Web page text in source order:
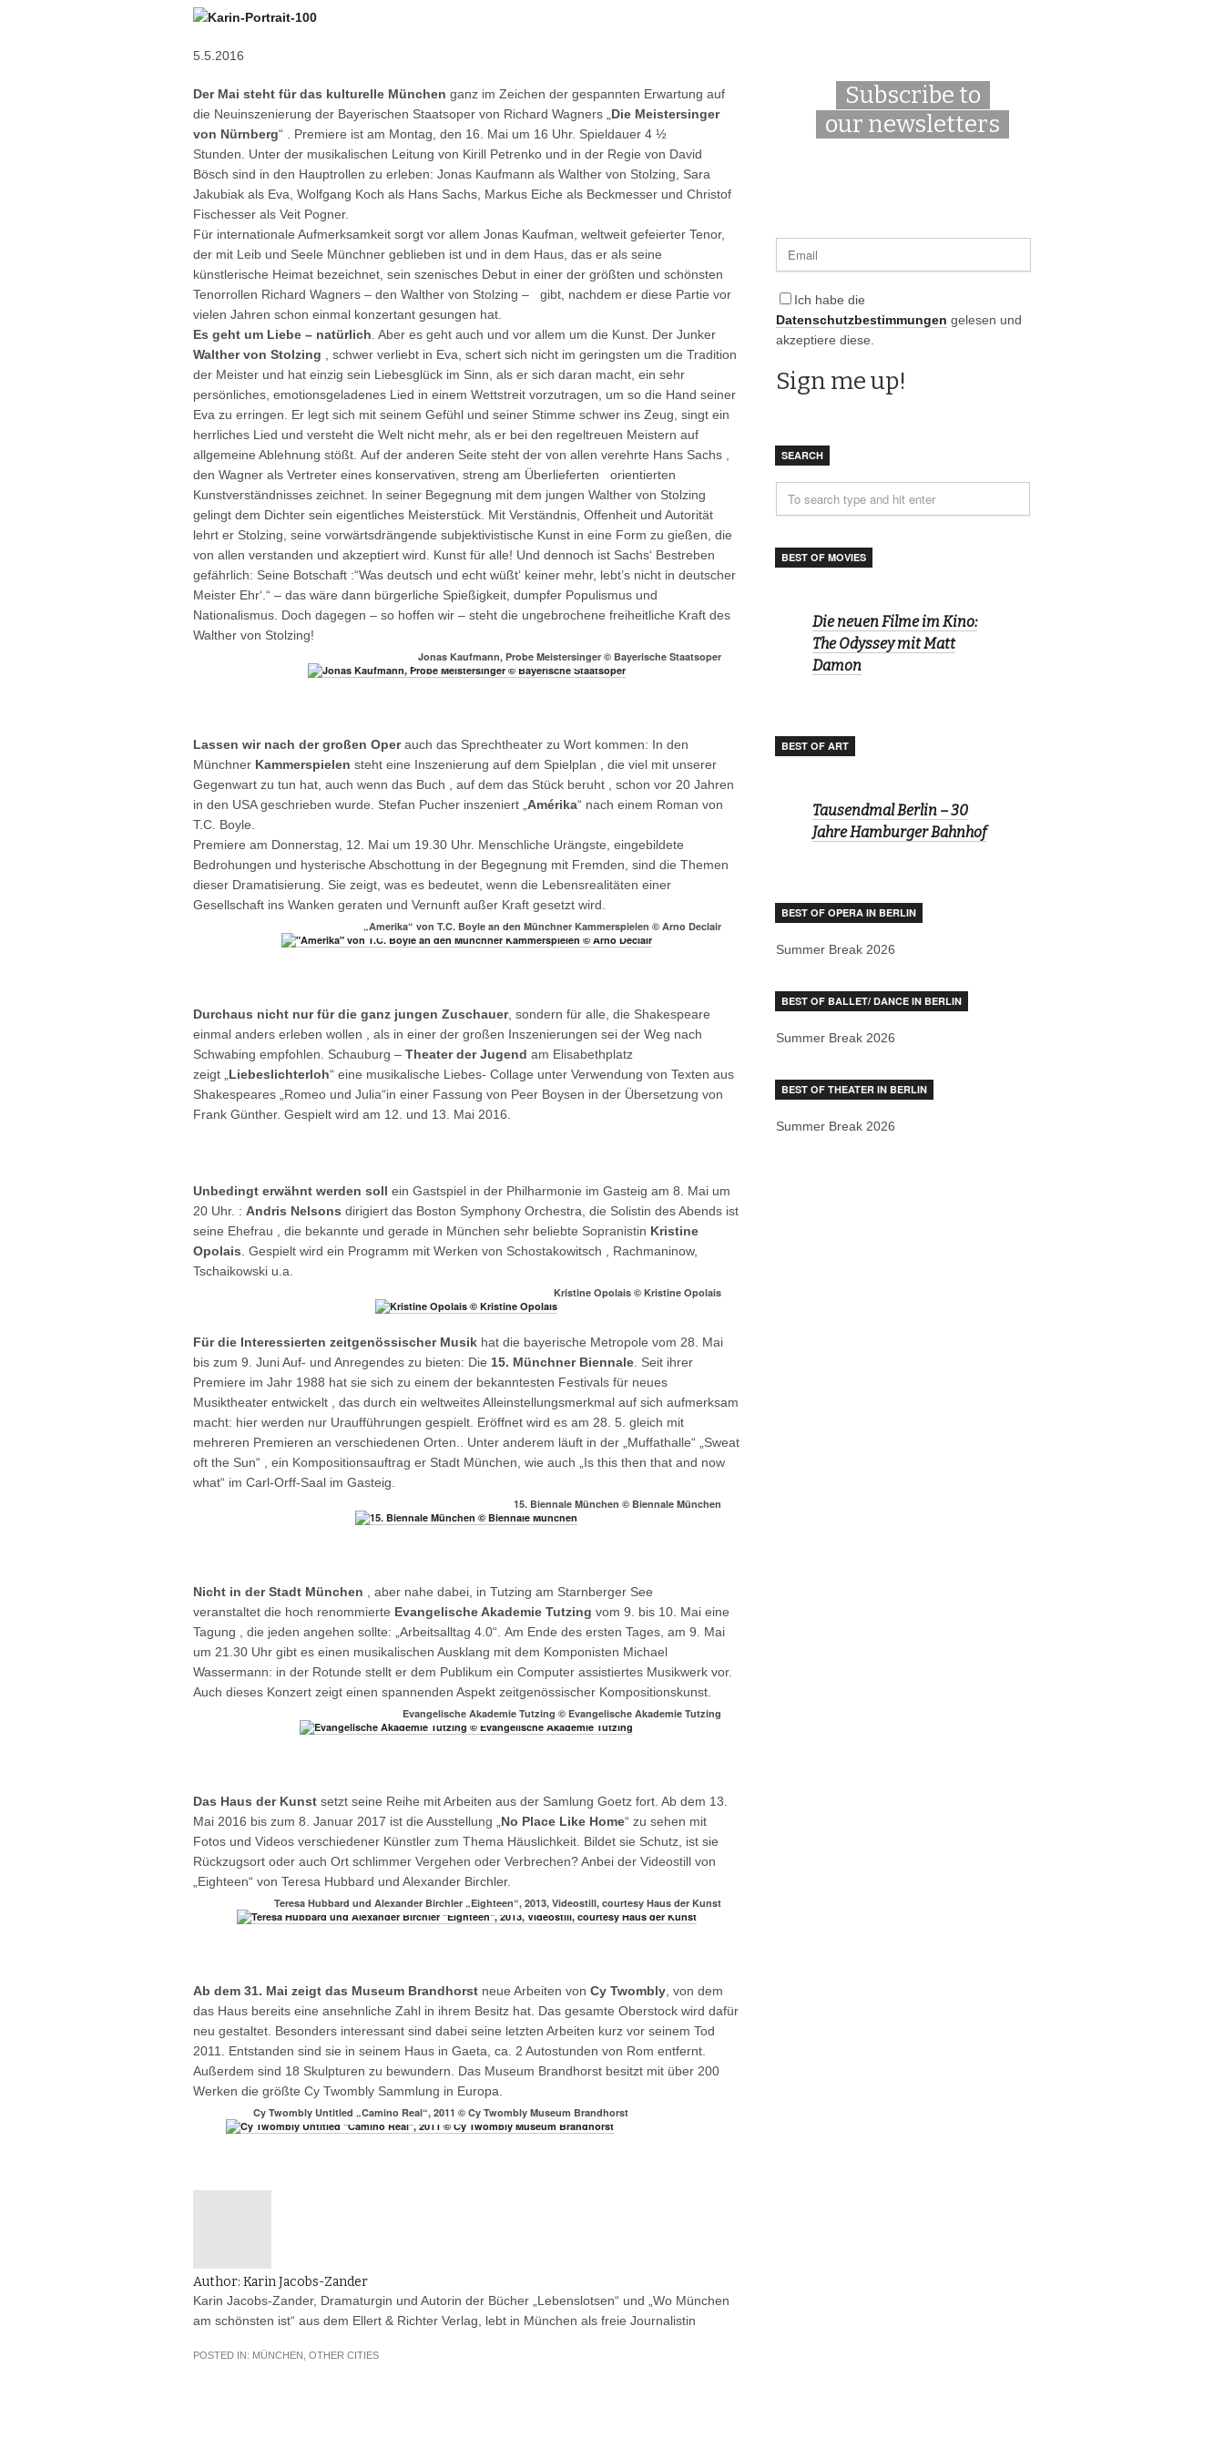
5.5.2016
Der Mai steht für das kulturelle München ganz im Zeichen der gespannten Erwartung auf
die Neuinszenierung der Bayerischen Staatsoper von Richard Wagners „ Die Meistersinger
von Nürnberg“ . Premiere ist am Montag, den 16. Mai um 16 Uhr. Spieldauer 4 ½
Stunden. Unter der musikalischen Leitung von Kirill Petrenko und in der Regie von David
Bösch sind in den Hauptrollen zu erleben: Jonas Kaufmann als Walther von Stolzing, Sara
Jakubiak als Eva, Wolfgang Koch als Hans Sachs, Markus Eiche als Beckmesser und Christof
Fischesser als Veit Pogner.
Für internationale Aufmerksamkeit sorgt vor allem Jonas Kaufman, weltweit gefeierter Tenor,
der mit Leib und Seele Münchner geblieben ist und in dem Haus, das er als seine
künstlerische Heimat bezeichnet, sein szenisches Debut in einer der größten und schönsten
Tenorrollen Richard Wagners – den Walther von Stolzing – gibt, nachdem er diese Partie vor
vielen Jahren schon einmal konzertant gesungen hat.
Es geht um Liebe – natürlich . Aber es geht auch und vor allem um die Kunst. Der Junker
Walther von Stolzing , schwer verliebt in Eva, schert sich nicht im geringsten um die Tradition
der Meister und hat einzig sein Liebesglück im Sinn, als er sich daran macht, ein sehr
persönliches, emotionsgeladenes Lied in einem Wettstreit vorzutragen, um so die Hand seiner
Eva zu erringen. Er legt sich mit seinem Gefühl und seiner Stimme schwer ins Zeug, singt ein
herrliches Lied und versteht die Welt nicht mehr, als er bei den regeltreuen Meistern auf
allgemeine Ablehnung stößt. Auf der anderen Seite steht der von allen verehrte Hans Sachs ,
den Wagner als Vertreter eines konservativen, streng am Überlieferten orientierten
Kunstverständnisses zeichnet. In seiner Begegnung mit dem jungen Walther von Stolzing
gelingt dem Dichter sein eigentliches Meisterstück. Mit Verständnis, Offenheit und Autorität
lehrt er Stolzing, seine vorwärtsdrängende subjektivistische Kunst in eine Form zu gießen, die
von allen verstanden und akzeptiert wird. Kunst für alle! Und dennoch ist Sachs‘ Bestreben
gefährlich: Seine Botschaft :“Was deutsch und echt wüßt‘ keiner mehr, lebt’s nicht in deutscher
Meister Ehr‘.“ – das wäre dann bürgerliche Spießigkeit, dumpfer Populismus und
Nationalismus. Doch dagegen – so hoffen wir – steht die ungebrochene freiheitliche Kraft des
Walther von Stolzing!
Jonas Kaufmann, Probe Meistersinger © Bayerische Staatsoper
Lassen wir nach der großen Operauch das Sprechtheater zu Wort kommen: In den
Münchner Kammerspielen steht eine Inszenierung auf dem Spielplan , die viel mit unserer
Gegenwart zu tun hat, auch wenn das Buch , auf dem das Stück beruht , schon vor 20 Jahren
in den USA geschrieben wurde. Stefan Pucher inszeniert „ Amérika“ nach einem Roman von
T.C. Boyle.
Premiere am Donnerstag, 12. Mai um 19.30 Uhr. Menschliche Urängste, eingebildete
Bedrohungen und hysterische Abschottung in der Begegnung mit Fremden, sind die Themen
dieser Dramatisierung. Sie zeigt, was es bedeutet, wenn die Lebensrealitäten einer
Gesellschaft ins Wanken geraten und Vernunft außer Kraft gesetzt wird.
„Amerika“ von T.C. Boyle an den Münchner Kammerspielen © Arno Declair
Durchaus nicht nur für die ganz jungen Zuschauer, sondern für alle, die Shakespeare
einmal anders erleben wollen , als in einer der großen Inszenierungen sei der Weg nach
Schwabing empfohlen. Schauburg – Theater der Jugend am Elisabethplatz
zeigt „ Liebeslichterloh“ eine musikalische Liebes- Collage unter Verwendung von Texten aus
Shakespeares „Romeo und Julia“in einer Fassung von Peer Boysen in der Übersetzung von
Frank Günther. Gespielt wird am 12. und 13. Mai 2016.
Unbedingt erwähnt werden soll ein Gastspiel in der Philharmonie im Gasteig am 8. Mai um
20 Uhr. : Andris Nelsons dirigiert das Boston Symphony Orchestra, die Solistin des Abends ist
seine Ehefrau , die bekannte und gerade in München sehr beliebte Sopranistin Kristine
Opolais . Gespielt wird ein Programm mit Werken von Schostakowitsch , Rachmaninow,
Tschaikowski u.a.
Kristine Opolais © Kristine Opolais
Für die Interessierten zeitgenössischer Musik hat die bayerische Metropole vom 28. Mai
bis zum 9. Juni Auf- und Anregendes zu bieten: Die 15. Münchner Biennale . Seit ihrer
Premiere im Jahr 1988 hat sie sich zu einem der bekanntesten Festivals für neues
Musiktheater entwickelt , das durch ein weltweites Alleinstellungsmerkmal auf sich aufmerksam
macht: hier werden nur Uraufführungen gespielt. Eröffnet wird es am 28. 5. gleich mit
mehreren Premieren an verschiedenen Orten.. Unter anderem läuft in der „Muffathalle“ „Sweat
oft the Sun“ , ein Kompositionsauftrag er Stadt München, wie auch „Is this then that and now
what“ im Carl-Orff-Saal im Gasteig.
15. Biennale München © Biennale München
Nicht in der Stadt München , aber nahe dabei, in Tutzing am Starnberger See
veranstaltet die hoch renommierte Evangelische Akademie Tutzing vom 9. bis 10. Mai eine
Tagung , die jeden angehen sollte: „Arbeitsalltag 4.0“. Am Ende des ersten Tages, am 9. Mai
um 21.30 Uhr gibt es einen musikalischen Ausklang mit dem Komponisten Michael
Wassermann: in der Rotunde stellt er dem Publikum ein Computer assistiertes Musikwerk vor.
Auch dieses Konzert zeigt einen spannenden Aspekt zeitgenössischer Kompositionskunst.
Evangelische Akademie Tutzing © Evangelische Akademie Tutzing
Das Haus der Kunst setzt seine Reihe mit Arbeiten aus der Samlung Goetz fort. Ab dem 13.
Mai 2016 bis zum 8. Januar 2017 ist die Ausstellung „ No Place Like Home“ zu sehen mit
Fotos und Videos verschiedener Künstler zum Thema Häuslichkeit. Bildet sie Schutz, ist sie
Rückzugsort oder auch Ort schlimmer Vergehen oder Verbrechen? Anbei der Videostill von
„Eighteen“ von Teresa Hubbard und Alexander Birchler.
Teresa Hubbard und Alexander Birchler „Eighteen“, 2013, Videostill, courtesy Haus der Kunst
Ab dem 31. Mai zeigt das Museum Brandhorst neue Arbeiten von Cy Twombly , von dem
das Haus bereits eine ansehnliche Zahl in ihrem Besitz hat. Das gesamte Oberstock wird dafür
neu gestaltet. Besonders interessant sind dabei seine letzten Arbeiten kurz vor seinem Tod
2011. Entstanden sind sie in seinem Haus in Gaeta, ca. 2 Autostunden von Rom entfernt.
Außerdem sind 18 Skulpturen zu bewundern. Das Museum Brandhorst besitzt mit über 200
Werken die größte Cy Twombly Sammlung in Europa.
Cy Twombly Untitled „Camino Real“, 2011 © Cy Twombly Museum Brandhorst
Author: Karin Jacobs-Zander
Karin Jacobs-Zander, Dramaturgin und Autorin der Bücher „Lebenslotsen“ und „Wo München
am schönsten ist“ aus dem Ellert & Richter Verlag, lebt in München als freie Journalistin
POSTED IN: MÜNCHEN OTHER CITIES
Subscribe to
our newsletters
Ich habe die
Datenschutzbestimmungen gelesen und
akzeptiere diese.
SEARCH
BEST OF MOVIES
Die neuen Filme im Kino:
The Odyssey mit Matt
Damon
BEST OF ART
Tausendmal Berlin – 30
Jahre Hamburger Bahnhof
BEST OF OPERA IN BERLIN
Summer Break 2026
BEST OF BALLET/ DANCE IN BERLIN
Summer Break 2026
BEST OF THEATER IN BERLIN
Summer Break 2026